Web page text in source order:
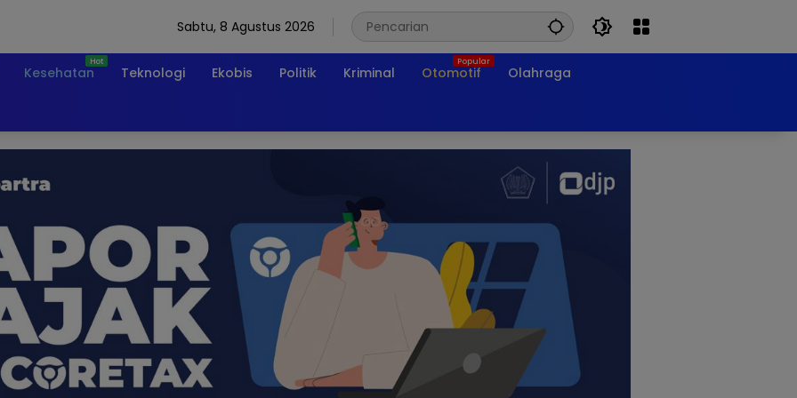
Sabtu, 8 Agustus 2026
Kesehatan Teknologi Ekobis Politik Kriminal Otomotif Olahraga